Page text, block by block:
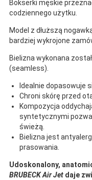
Bokserki męskie
codziennego użytku.
Model z dłuższą
bardziej wykrojone
Bielizna wykonana
(seamless).
Idealnie dopasowuje
Chroni skórę przed
Kompozycja
syntetycznymi
świeżą.
Bielizna jest
prasowania.
Udoskonalony,
BRUBECK Air Jet daje